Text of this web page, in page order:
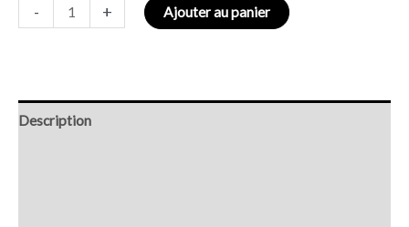
- + Ajouter au panier
Description